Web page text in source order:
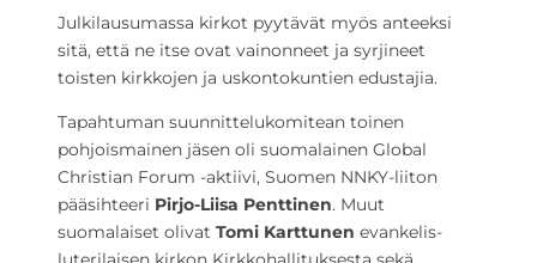
Julkilausumassa kirkot pyytävät myös anteeksi
sitä, että ne itse ovat vainonneet ja syrjineet
toisten kirkkojen ja uskontokuntien edustajia.
Tapahtuman suunnittelukomitean toinen
pohjoismainen jäsen oli suomalainen Global
Christian Forum -aktiivi, Suomen NNKY-liiton
pääsihteeri Pirjo-Liisa Penttinen. Muut
suomalaiset olivat Tomi Karttunen evankelis-